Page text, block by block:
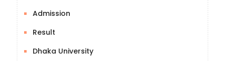
Admission
Result
Dhaka University